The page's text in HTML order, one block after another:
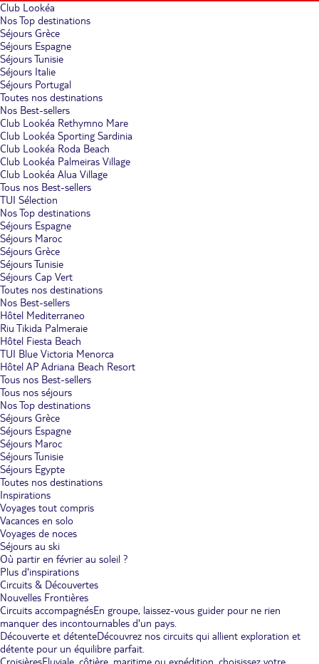
Club Lookéa
Nos Top destinations
Séjours Grèce
Séjours Espagne
Séjours Tunisie
Séjours Italie
Séjours Portugal
Toutes nos destinations
Nos Best-sellers
Club Lookéa Rethymno Mare
Club Lookéa Sporting Sardinia
Club Lookéa Roda Beach
Club Lookéa Palmeiras Village
Club Lookéa Alua Village
Tous nos Best-sellers
TUI Sélection
Nos Top destinations
Séjours Espagne
Séjours Maroc
Séjours Grèce
Séjours Tunisie
Séjours Cap Vert
Toutes nos destinations
Nos Best-sellers
Hôtel Mediterraneo
Riu Tikida Palmeraie
Hôtel Fiesta Beach
TUI Blue Victoria Menorca
Hôtel AP Adriana Beach Resort
Tous nos Best-sellers
Tous nos séjours
Nos Top destinations
Séjours Grèce
Séjours Espagne
Séjours Maroc
Séjours Tunisie
Séjours Egypte
Toutes nos destinations
Inspirations
Voyages tout compris
Vacances en solo
Voyages de noces
Séjours au ski
Où partir en février au soleil ?
Plus d'inspirations
Circuits & Découvertes
Nouvelles Frontières
Circuits accompagnésEn groupe, laissez-vous guider pour ne rien
manquer des incontournables d'un pays.
Découverte et détenteDécouvrez nos circuits qui allient exploration et
détente pour un équilibre parfait.